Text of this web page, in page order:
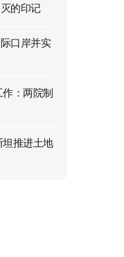
的印记
口岸并实
：两院制
推进土地